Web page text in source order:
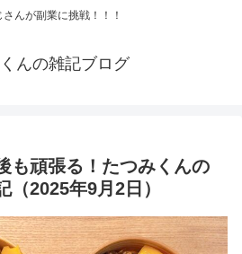
んが副業に挑戦！！！
んの雑記ブログ
も頑張る！たつみくんの
（2025年9月2日）